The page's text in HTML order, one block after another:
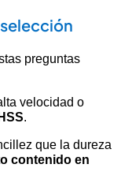
preguntas
velocidad o
.
que la dureza
contenido en